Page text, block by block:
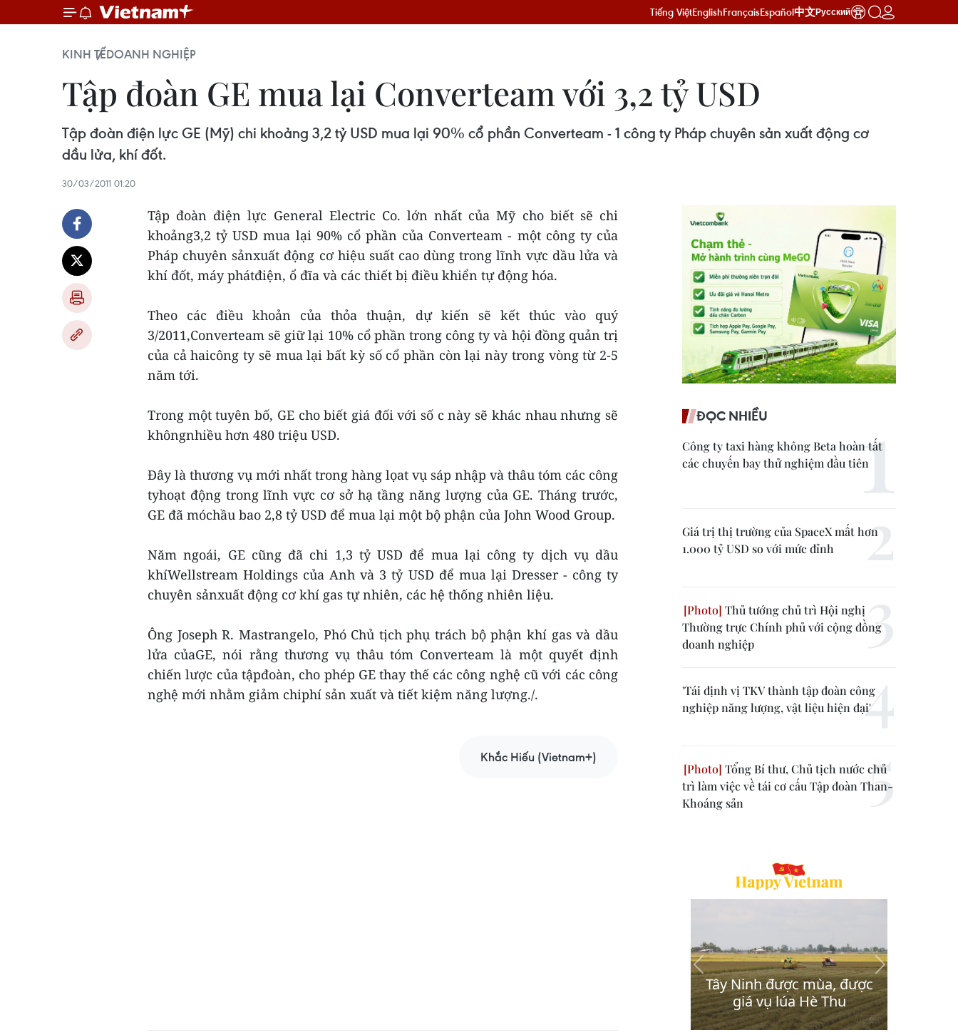
Tiếng ViệtEnglishFrançaisEspañol中文Русский
KINH TẾDOANH NGHIỆP
Tập đoàn GE mua lại Converteam với 3,2 tỷ USD
Tập đoàn điện lực GE (Mỹ) chi khoảng 3,2 tỷ USD mua lại 90% cổ phần Converteam - 1 công ty Pháp chuyên sản xuất động cơ
dầu lửa, khí đốt.
30/03/2011 01:20
Tập đoàn điện lực General Electric Co. lớn nhất của Mỹ cho biết sẽ chi
khoảng3,2 tỷ USD mua lại 90% cổ phần của Converteam - một công ty của
Pháp chuyên sảnxuất động cơ hiệu suất cao dùng trong lĩnh vực dầu lửa và
khí đốt, máy phátđiện, ổ đĩa và các thiết bị điều khiển tự động hóa.
Theo các điều khoản của thỏa thuận, dự kiến sẽ kết thúc vào quý
3/2011,Converteam sẽ giữ lại 10% cổ phần trong công ty và hội đồng quản trị
của cả haicông ty sẽ mua lại bất kỳ số cổ phần còn lại này trong vòng từ 2-5
năm tới.
Trong một tuyên bố, GE cho biết giá đối với số c này sẽ khác nhau nhưng sẽ
khôngnhiều hơn 480 triệu USD.
Đây là thương vụ mới nhất trong hàng lọat vụ sáp nhập và thâu tóm các công
tyhoạt động trong lĩnh vực cơ sở hạ tầng năng lượng của GE. Tháng trước,
GE đã móchầu bao 2,8 tỷ USD để mua lại một bộ phận của John Wood Group.
Năm ngoái, GE cũng đã chi 1,3 tỷ USD để mua lại công ty dịch vụ dầu
khíWellstream Holdings của Anh và 3 tỷ USD để mua lại Dresser - công ty
chuyên sảnxuất động cơ khí gas tự nhiên, các hệ thống nhiên liệu.
Ông Joseph R. Mastrangelo, Phó Chủ tịch phụ trách bộ phận khí gas và dầu
lửa củaGE, nói rằng thương vụ thâu tóm Converteam là một quyết định
chiến lược của tậpđoàn, cho phép GE thay thế các công nghệ cũ với các công
nghệ mới nhằm giảm chiphí sản xuất và tiết kiệm năng lượng./.
Khắc Hiếu (Vietnam+)
ĐỌC NHIỀU
Công ty taxi hàng không Beta hoàn tất
các chuyến bay thử nghiệm đầu tiên
Giá trị thị trường của SpaceX mất hơn
1.000 tỷ USD so với mức đỉnh
Thủ tướng chủ trì Hội nghị
Thường trực Chính phủ với cộng đồng
doanh nghiệp
'Tái định vị TKV thành tập đoàn công
nghiệp năng lượng, vật liệu hiện đại'
Tổng Bí thư, Chủ tịch nước chủ
trì làm việc về tái cơ cấu Tập đoàn Than-
Khoáng sản